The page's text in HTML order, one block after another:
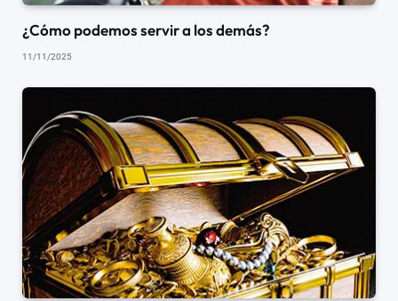
¿Cómo podemos servir a los demás?
11/11/2025